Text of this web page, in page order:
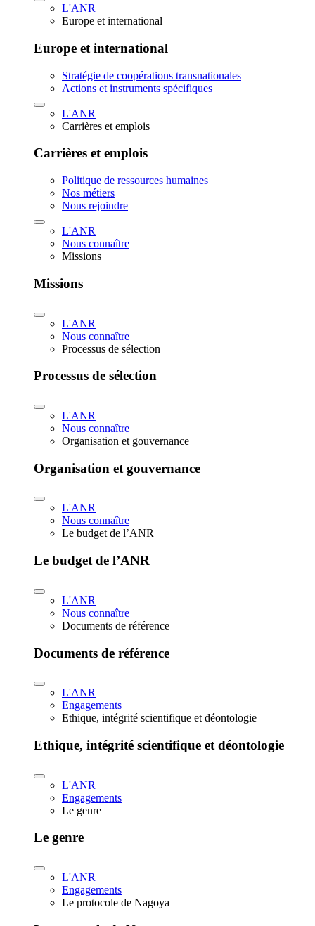
L'ANR
Europe et international
Europe et international
Stratégie de coopérations transnationales
Actions et instruments spécifiques
L'ANR
Carrières et emplois
Carrières et emplois
Politique de ressources humaines
Nos métiers
Nous rejoindre
L'ANR
Nous connaître
Missions
Missions
L'ANR
Nous connaître
Processus de sélection
Processus de sélection
L'ANR
Nous connaître
Organisation et gouvernance
Organisation et gouvernance
L'ANR
Nous connaître
Le budget de l’ANR
Le budget de l’ANR
L'ANR
Nous connaître
Documents de référence
Documents de référence
L'ANR
Engagements
Ethique, intégrité scientifique et déontologie
Ethique, intégrité scientifique et déontologie
L'ANR
Engagements
Le genre
Le genre
L'ANR
Engagements
Le protocole de Nagoya